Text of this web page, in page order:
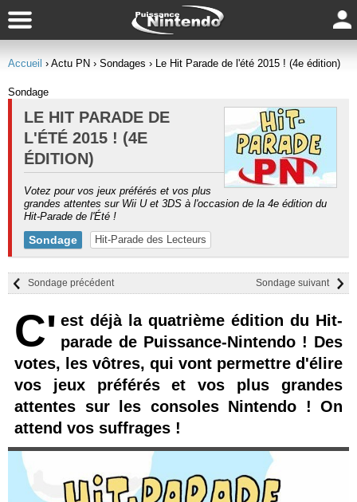
Accueil › Actu PN › Sondages › Le Hit Parade de l'été 2015 ! (4e édition)
Sondage
LE HIT PARADE DE
L'ÉTÉ 2015 ! (4E
ÉDITION)
Votez pour vos jeux préférés et vos plus
grandes attentes sur Wii U et 3DS à l'occasion de la 4e édition du
Hit-Parade de l'Été !
Sondage Hit-Parade des Lecteurs
Sondage suivant
Sondage précédent
C' est déjà la quatrième édition du Hit-
parade de Puissance-Nintendo ! Des
votes, les vôtres, qui vont permettre d'élire
vos jeux préférés et vos plus grandes
attentes sur les consoles Nintendo ! On
attend vos suffrages !